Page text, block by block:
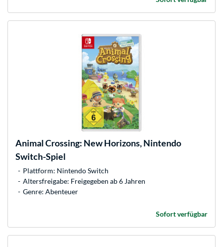
Animal Crossing: New Horizons, Nintendo
Switch-Spiel
Plattform: Nintendo Switch
Altersfreigabe: Freigegeben ab 6 Jahren
Genre: Abenteuer
Sofort verfügbar